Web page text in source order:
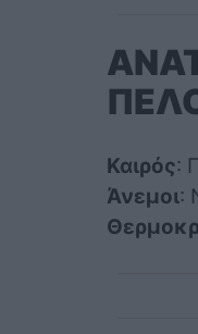
Καιρός:
Άνεμοι: